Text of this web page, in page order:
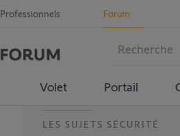
Professionnels Forum
Volet Portail
LES SUJETS SÉCURITÉ